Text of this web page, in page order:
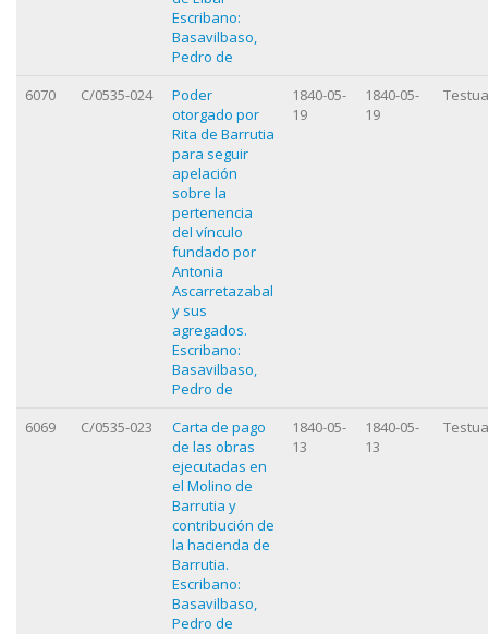
Escribano:
Basavilbaso,
Pedro de
6070 C/0535-024
Poder
otorgado por
Rita de Barrutia
para seguir
apelación
sobre la
pertenencia
del vínculo
fundado por
Antonia
Ascarretazabal
y sus
agregados.
Escribano:
Basavilbaso,
Pedro de
1840-05-
19
1840-05-
19
6069 C/0535-023
Carta de pago
de las obras
ejecutadas en
el Molino de
Barrutia y
contribución de
la hacienda de
Barrutia.
Escribano:
Basavilbaso,
Pedro de
1840-05-
13
1840-05-
13